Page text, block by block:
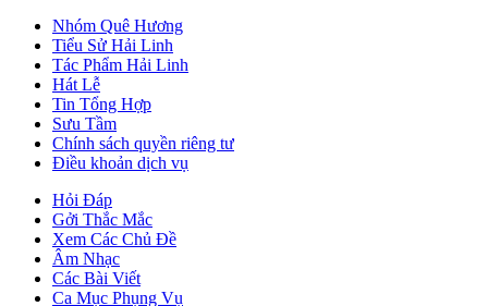
Nhóm Quê Hương
Tiểu Sử Hải Linh
Tác Phẩm Hải Linh
Hát Lễ
Tin Tổng Hợp
Sưu Tầm
Chính sách quyền riêng tư
Điều khoản dịch vụ
Hỏi Đáp
Gởi Thắc Mắc
Xem Các Chủ Đề
Âm Nhạc
Các Bài Viết
Ca Mục Phụng Vụ